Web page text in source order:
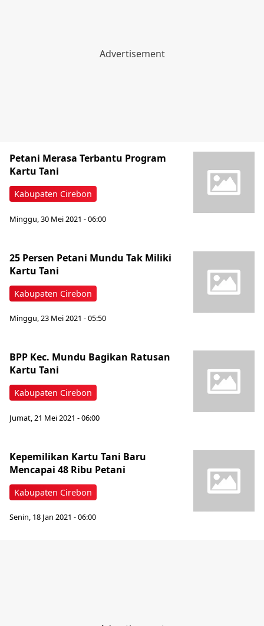
Kabupaten Cirebon
Petani Merasa Terbantu Program
Kartu Tani
Minggu, 30 Mei 2021 - 06:00
Kabupaten Cirebon
25 Persen Petani Mundu Tak Miliki
Kartu Tani
Minggu, 23 Mei 2021 - 05:50
Kabupaten Cirebon
BPP Kec. Mundu Bagikan Ratusan
Kartu Tani
Jumat, 21 Mei 2021 - 06:00
Kabupaten Cirebon
Kepemilikan Kartu Tani Baru
Mencapai 48 Ribu Petani
Senin, 18 Jan 2021 - 06:00